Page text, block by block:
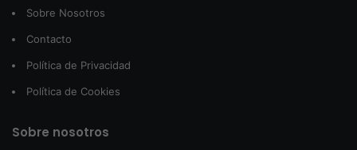
Sobre Nosotros
Contacto
Política de Privacidad
Política de Cookies
Sobre nosotros